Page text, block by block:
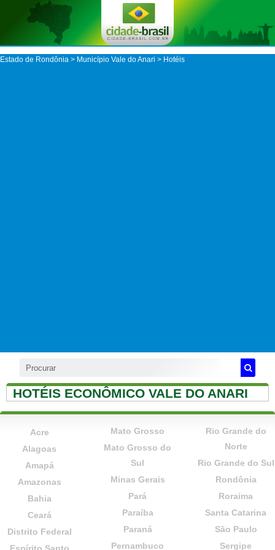
Estado de Rondônia > Município Vale do Anari > Hotéis
HOTÉIS ECONÔMICO VALE DO ANARI
Acre
Alagoas
Amapá
Amazonas
Bahia
Ceará
Distrito Federal
Mato Grosso
Mato Grosso do
Sul
Minas Gerais
Pará
Paraíba
Paraná
Pernambuco
Rio Grande do
Norte
Rio Grande do Sul
Rondônia
Roraima
Santa Catarina
São Paulo
Sergipe